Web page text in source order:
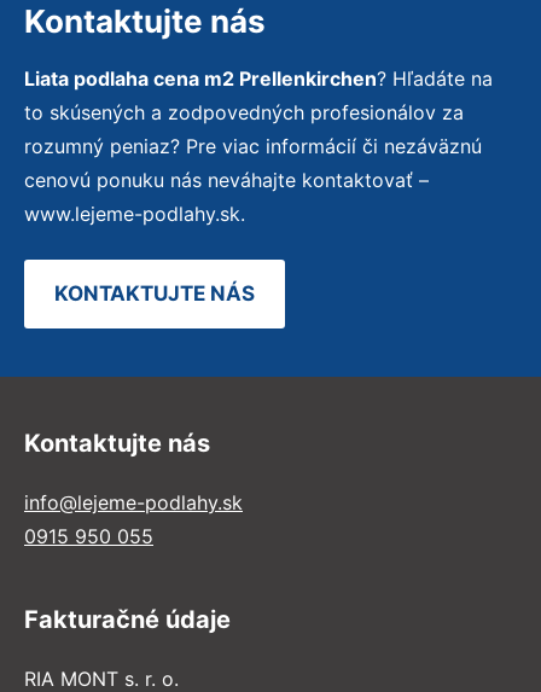
Kontaktujte nás
Liata podlaha cena m2 Prellenkirchen? Hľadáte na
to skúsených a zodpovedných profesionálov za
rozumný peniaz? Pre viac informácií či nezáväznú
cenovú ponuku nás neváhajte kontaktovať –
www.lejeme-podlahy.sk.
KONTAKTUJTE NÁS
Kontaktujte nás
info@lejeme-podlahy.sk
0915 950 055
Fakturačné údaje
RIA MONT s. r. o.